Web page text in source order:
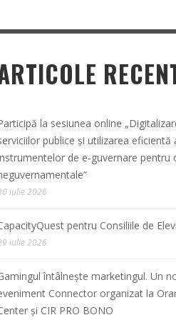
la sesiunea online
publice și utilizarea eficientă
de e-guvernare pentru
iulie 2026
pentru Consiliile de Elevi
iulie 2026
întâlnește marketingul. Un
Connector organizat la
și CIR PRO BONO